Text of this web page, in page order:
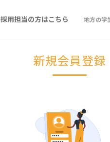
採用担当の方はこちら 地方の学
新規会員登録